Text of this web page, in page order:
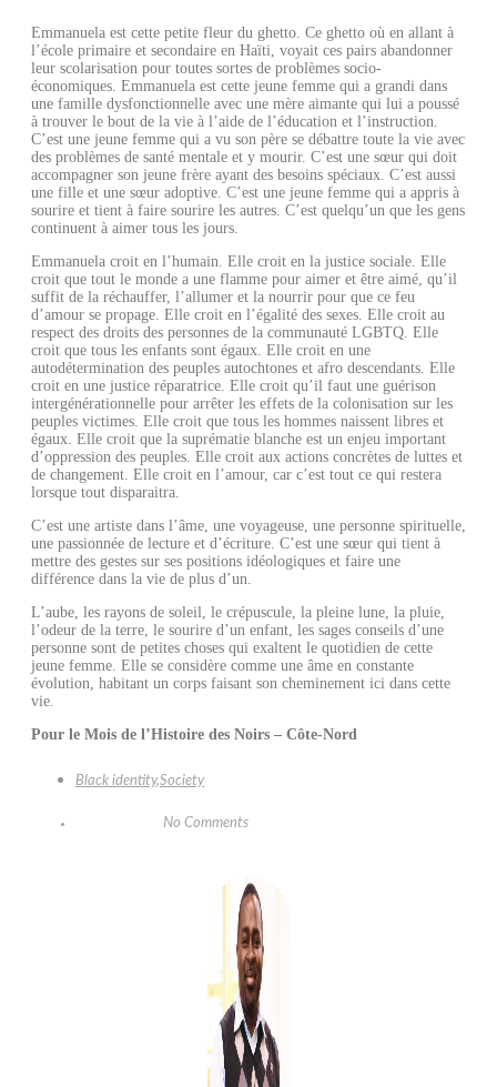
Emmanuela est cette petite fleur du ghetto. Ce ghetto où en allant à
l’école primaire et secondaire en Haïti, voyait ces pairs abandonner
leur scolarisation pour toutes sortes de problèmes socio-
économiques. Emmanuela est cette jeune femme qui a grandi dans
une famille dysfonctionnelle avec une mère aimante qui lui a poussé
à trouver le bout de la vie à l’aide de l’éducation et l’instruction.
C’est une jeune femme qui a vu son père se débattre toute la vie avec
des problèmes de santé mentale et y mourir. C’est une sœur qui doit
accompagner son jeune frère ayant des besoins spéciaux. C’est aussi
une fille et une sœur adoptive. C’est une jeune femme qui a appris à
sourire et tient à faire sourire les autres. C’est quelqu’un que les gens
continuent à aimer tous les jours.
Emmanuela croit en l’humain. Elle croit en la justice sociale. Elle
croit que tout le monde a une flamme pour aimer et être aimé, qu’il
suffit de la réchauffer, l’allumer et la nourrir pour que ce feu
d’amour se propage. Elle croit en l’égalité des sexes. Elle croit au
respect des droits des personnes de la communauté LGBTQ. Elle
croit que tous les enfants sont égaux. Elle croit en une
autodétermination des peuples autochtones et afro descendants. Elle
croit en une justice réparatrice. Elle croit qu’il faut une guérison
intergénérationnelle pour arrêter les effets de la colonisation sur les
peuples victimes. Elle croit que tous les hommes naissent libres et
égaux. Elle croit que la suprématie blanche est un enjeu important
d’oppression des peuples. Elle croit aux actions concrètes de luttes et
de changement. Elle croit en l’amour, car c’est tout ce qui restera
lorsque tout disparaitra.
C’est une artiste dans l’âme, une voyageuse, une personne spirituelle,
une passionnée de lecture et d’écriture. C’est une sœur qui tient à
mettre des gestes sur ses positions idéologiques et faire une
différence dans la vie de plus d’un.
L’aube, les rayons de soleil, le crépuscule, la pleine lune, la pluie,
l’odeur de la terre, le sourire d’un enfant, les sages conseils d’une
personne sont de petites choses qui exaltent le quotidien de cette
jeune femme. Elle se considère comme une âme en constante
évolution, habitant un corps faisant son cheminement ici dans cette
vie.
Pour le Mois de l’Histoire des Noirs – Côte-Nord
Black identity,Society
No Comments